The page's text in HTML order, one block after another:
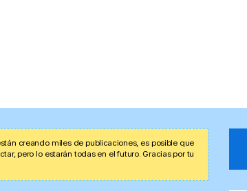
creando miles de publicaciones, es posible que
pero lo estarán todas en el futuro. Gracias por tu